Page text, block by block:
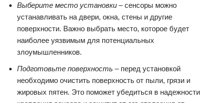
Выберите место установки – сенсоры можно
устанавливать на двери, окна, стены и другие
поверхности. Важно выбрать место, которое будет
наиболее уязвимым для потенциальных
злоумышленников.
Подготовьте поверхность – перед установкой
необходимо очистить поверхность от пыли, грязи и
жировых пятен. Это поможет убедиться в надежности